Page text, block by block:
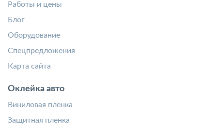
Работы и цены
Блог
Оборудование
Спецпредложения
Карта сайта
Оклейка авто
Виниловая пленка
Защитная пленка